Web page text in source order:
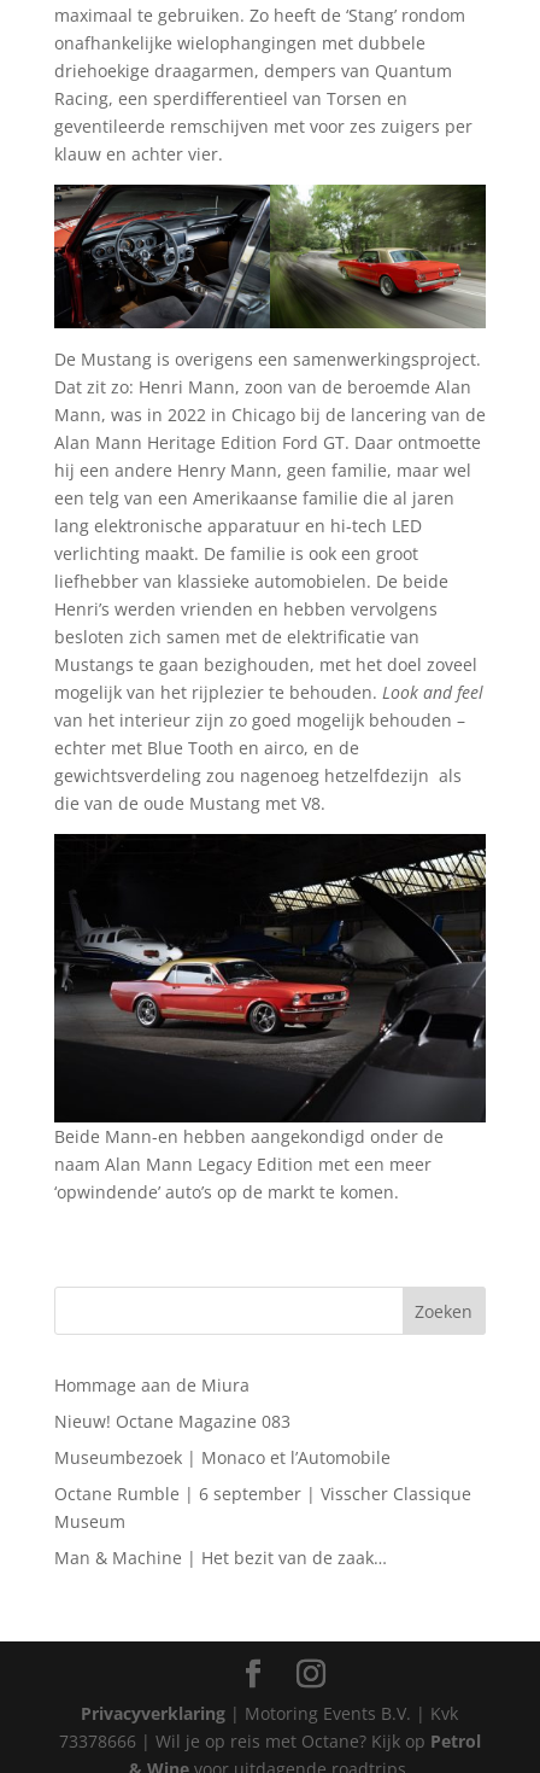
maximaal te gebruiken. Zo heeft de ‘Stang’ rondom
onafhankelijke wielophangingen met dubbele
driehoekige draagarmen, dempers van Quantum
Racing, een sperdifferentieel van Torsen en
geventileerde remschijven met voor zes zuigers per
klauw en achter vier.
De Mustang is overigens een samenwerkingsproject.
Dat zit zo: Henri Mann, zoon van de beroemde Alan
Mann, was in 2022 in Chicago bij de lancering van de
Alan Mann Heritage Edition Ford GT. Daar ontmoette
hij een andere Henry Mann, geen familie, maar wel
een telg van een Amerikaanse familie die al jaren
lang elektronische apparatuur en hi-tech LED
verlichting maakt. De familie is ook een groot
liefhebber van klassieke automobielen. De beide
Henri’s werden vrienden en hebben vervolgens
besloten zich samen met de elektrificatie van
Mustangs te gaan bezighouden, met het doel zoveel
mogelijk van het rijplezier te behouden. Look and feel
van het interieur zijn zo goed mogelijk behouden –
echter met Blue Tooth en airco, en de
gewichtsverdeling zou nagenoeg hetzelfdezijn als
die van de oude Mustang met V8.
Beide Mann-en hebben aangekondigd onder de
naam Alan Mann Legacy Edition met een meer
‘opwindende’ auto’s op de markt te komen.
Hommage aan de Miura
Nieuw! Octane Magazine 083
Museumbezoek | Monaco et l’Automobile
Octane Rumble | 6 september | Visscher Classique
Museum
Man & Machine | Het bezit van de zaak…
Privacyverklaring | Motoring Events B.V. | Kvk
73378666 | Wil je op reis met Octane? Kijk op Petrol